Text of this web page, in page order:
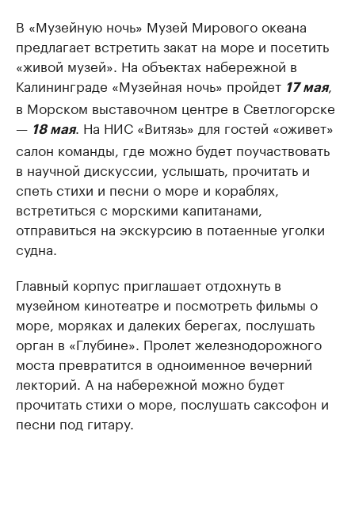
В «Музейную ночь» Музей Мирового океана
предлагает встретить закат на море и посетить
«живой музей». На объектах набережной в
Калининграде «Музейная ночь» пройдет 17 мая,
в Морском выставочном центре в Светлогорске
— 18 мая. На НИС «Витязь» для гостей «оживет»
салон команды, где можно будет поучаствовать
в научной дискуссии, услышать, прочитать и
спеть стихи и песни о море и кораблях,
встретиться с морскими капитанами,
отправиться на экскурсию в потаенные уголки
судна.
Главный корпус приглашает отдохнуть в
музейном кинотеатре и посмотреть фильмы о
море, моряках и далеких берегах, послушать
орган в «Глубине». Пролет железнодорожного
моста превратится в одноименное вечерний
лекторий. А на набережной можно будет
прочитать стихи о море, послушать саксофон и
песни под гитару.